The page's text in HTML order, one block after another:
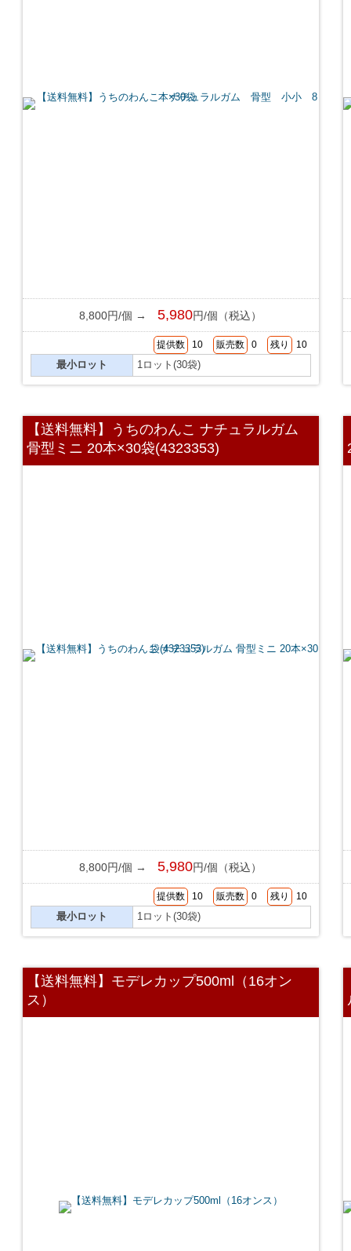
8,800円/個 → 5,980円/個（税込）
提供数 10 販売数 0 残り 10
最小ロット 1ロット(30袋)
【送料無料】うちのわんこ ナチュラルガム
骨型ミニ 20本×30袋(4323353)
8,800円/個 → 5,980円/個（税込）
提供数 10 販売数 0 残り 10
最小ロット 1ロット(30袋)
【送料無料】モデレカップ500ml（16オン
ス）